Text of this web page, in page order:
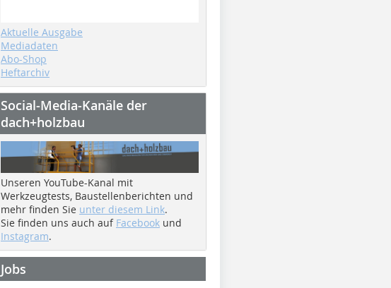
Aktuelle Ausgabe
Mediadaten
Abo-Shop
Heftarchiv
Social-Media-Kanäle der
dach+holzbau
Unseren YouTube-Kanal mit
Werkzeugtests, Baustellenberichten und
mehr finden Sie unter diesem Link.
Sie finden uns auch auf Facebook und
Instagram.
Jobs